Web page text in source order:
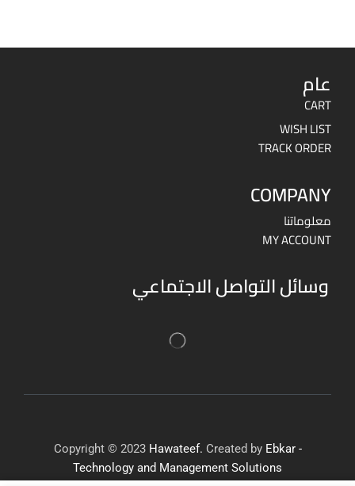
عام
CART
WISH LIST
TRACK ORDER
COMPANY
معلوماتنا
MY ACCOUNT
وسائل التواصل الاجتماعي
Copyright © 2023Hawateef. Created by Ebkar -
Technology and Management Solutions